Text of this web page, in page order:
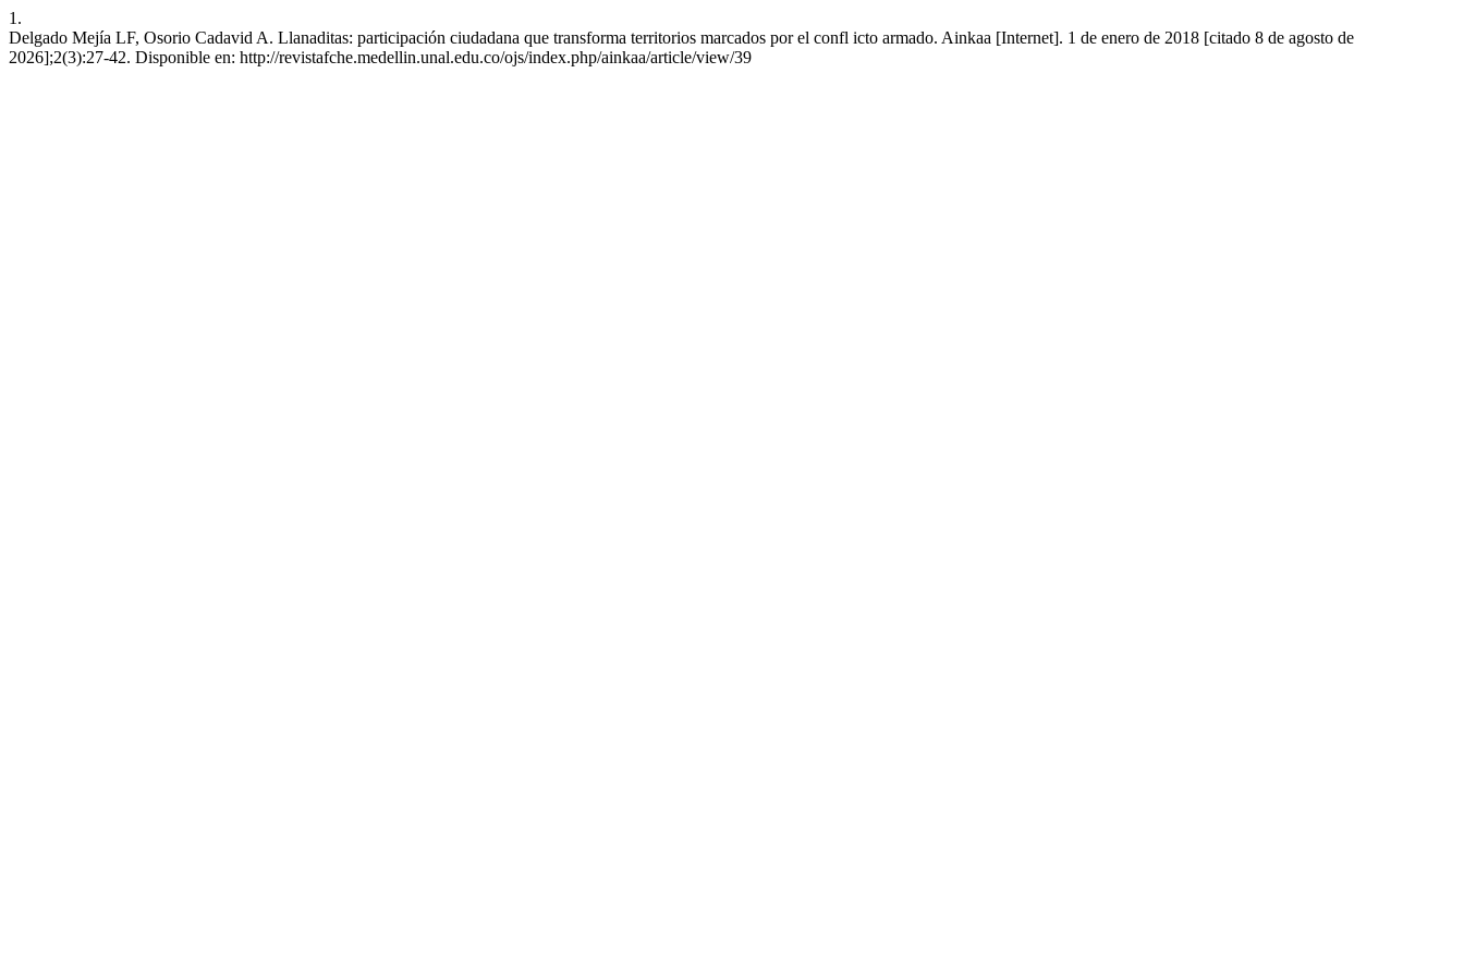
1.
Delgado Mejía LF, Osorio Cadavid A. Llanaditas: participación ciudadana que transforma territorios marcados por el confl icto armado. Ainkaa [Internet]. 1 de enero de 2018 [citado 8 de agosto de
2026];2(3):27-42. Disponible en: http://revistafche.medellin.unal.edu.co/ojs/index.php/ainkaa/article/view/39